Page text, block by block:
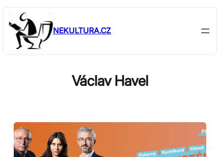
Skip
to
content
NEKULTURA.CZ
Václav Havel